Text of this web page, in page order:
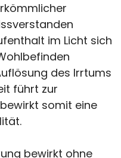
im Licht sich
des Irrtums
führt zur
somit eine
bewirkt ohne